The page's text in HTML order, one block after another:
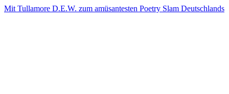
Mit Tullamore D.E.W. zum amüsantesten Poetry Slam Deutschlands